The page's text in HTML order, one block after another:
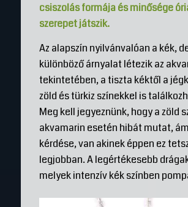
csiszolás formája és minősége
szerepet játszik.
Az alapszín nyilvánvalóan a kék,
különböző árnyalat létezik az
tekintetében, a tiszta kéktől a
zöld és türkiz színekkel is
Meg kell jegyeznünk, hogy a zöld
akvamarin esetén hibát mutat,
kérdése, van akinek éppen ez
legjobban. A legértékesebb
melyek intenzív kék színben